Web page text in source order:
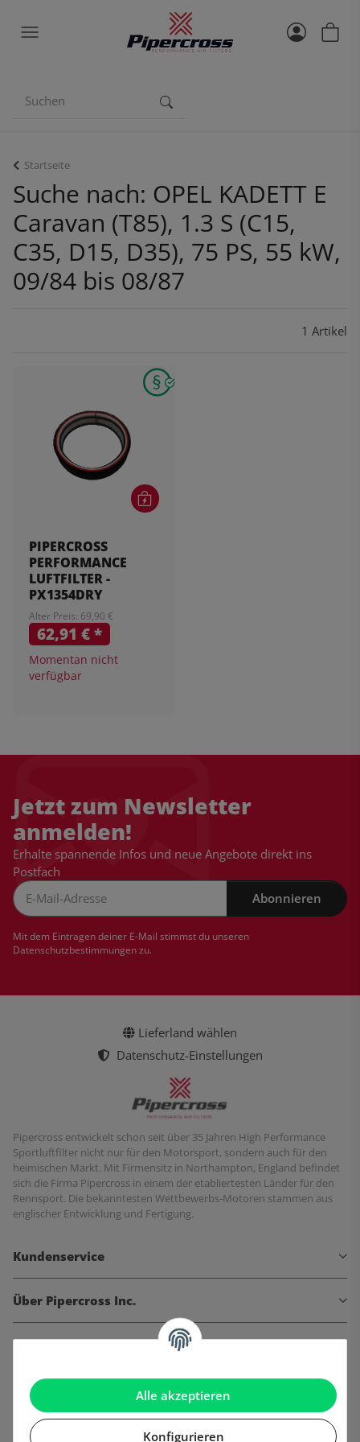
Alle akzeptieren
Konfigurieren
Startseite
Suche nach: OPEL KADETT E
Caravan (T85), 1.3 S (C15,
C35, D15, D35), 75 PS, 55 kW,
09/84 bis 08/87
1 Artikel
PIPERCROSS
PERFORMANCE
LUFTFILTER -
PX1354DRY
Alter Preis: 69,90 €
62,91 €*
Momentan nicht
verfügbar
Jetzt zum Newsletter
anmelden!
Erhalte spannende Infos und neue Angebote direkt ins
Postfach
Abonnieren
Mit dem Eintragen deiner E-Mail stimmst du unseren
Datenschutzbestimmungenzu.
Lieferland wählen
Datenschutz-Einstellungen
Pipercross entwickelt schon seit über 35 Jahren High Performance
Sportluftfilter nicht nur für den Motorsport, sondern auch für den
heimischen Markt. Mit Firmensitz in Northampton, England befindet
sich die Firma Pipercross in einem der etabliertesten Länder für den
Rennsport. Die bekanntesten Wettbewerbs-Motoren stammen aus
englischer Entwicklung und Fertigung.
Kundenservice
Über Pipercross Inc.
Informationen
Gesetzliche Informationen